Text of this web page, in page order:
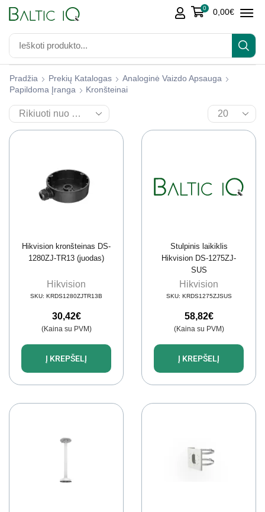
0 0,00€
Pradžia Prekių Katalogas
Analoginė Vaizdo Apsauga
Papildoma Įranga
Kronšteinai
Hikvision kronšteinas DS-
1280ZJ-TR13 (juodas)
Hikvision
SKU: KRDS1280ZJTR13B
30,42€
(Kaina su PVM)
Į KREPŠELĮ
Stulpinis laikiklis
Hikvision DS-1275ZJ-
SUS
Hikvision
SKU: KRDS1275ZJSUS
58,82€
(Kaina su PVM)
Į KREPŠELĮ